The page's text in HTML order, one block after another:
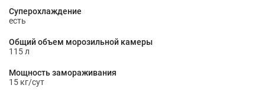
Суперохлаждение
есть
Общий объем морозильной камеры
115 л
Мощность замораживания
15 кг/сут